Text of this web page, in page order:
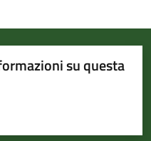
su questa
5